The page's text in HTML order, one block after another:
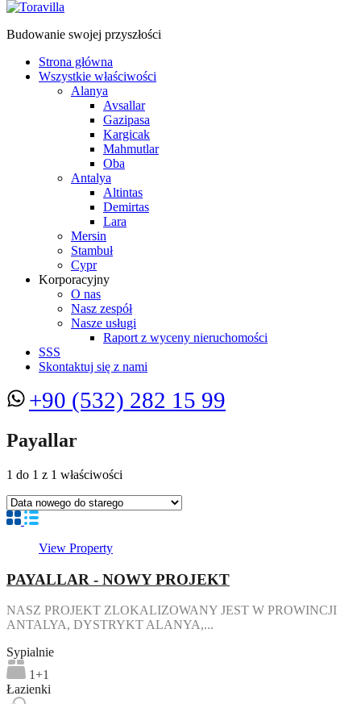
Budowanie swojej przyszłości
Strona główna
Wszystkie właściwości
Alanya
Avsallar
Gazipasa
Kargicak
Mahmutlar
Oba
Antalya
Altintas
Demirtas
Lara
Mersin
Stambuł
Cypr
Korporacyjny
O nas
Nasz zespół
Nasze usługi
Raport z wyceny nieruchomości
SSS
Skontaktuj się z nami
+90 (532) 282 15 99
Payallar
1 do 1 z 1 właściwości
View Property
PAYALLAR - NOWY PROJEKT
NASZ PROJEKT ZLOKALIZOWANY JEST W PROWINCJI
ANTALYA, DYSTRYKT ALANYA,...
Sypialnie
1+1
Łazienki